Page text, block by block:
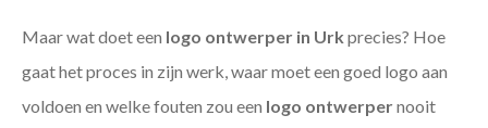
Maar wat doet een logo ontwerper in Urk precies? Hoe
gaat het proces in zijn werk, waar moet een goed logo aan
voldoen en welke fouten zou een logo ontwerpernooit